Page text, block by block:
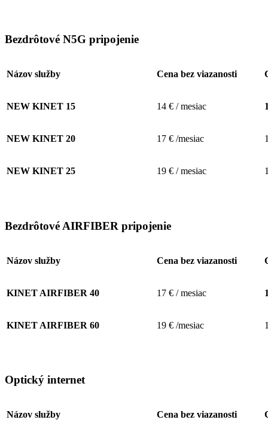
Bezdrôtové N5G pripojenie
Názov služby Cena bez viazanosti
NEW KINET 15 14 € / mesiac
NEW KINET 20 17 € /mesiac
NEW KINET 25 19 € / mesiac
Bezdrôtové AIRFIBER pripojenie
Názov služby Cena bez viazanosti
KINET AIRFIBER 40 17 € / mesiac
KINET AIRFIBER 60 19 € /mesiac
Optický internet
Názov služby Cena bez viazanosti